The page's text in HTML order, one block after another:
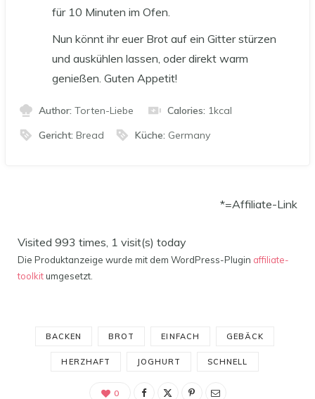
für 10 Minuten im Ofen.
Nun könnt ihr euer Brot auf ein Gitter stürzen
und auskühlen lassen, oder direkt warm
genießen. Guten Appetit!
Author:Torten-Liebe Calories: 1kcal
Gericht:Bread Küche: Germany
*=Affiliate-Link
Visited 993 times, 1 visit(s) today
Die Produktanzeige wurde mit dem WordPress-Plugin affiliate-
toolkitumgesetzt.
BACKEN BROT EINFACH GEBÄCK
HERZHAFT JOGHURT SCHNELL
0